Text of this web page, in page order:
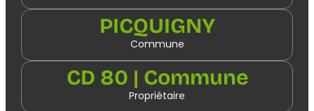
PICQUIGNY
Commune
CD 80 | Commune
Propriétaire